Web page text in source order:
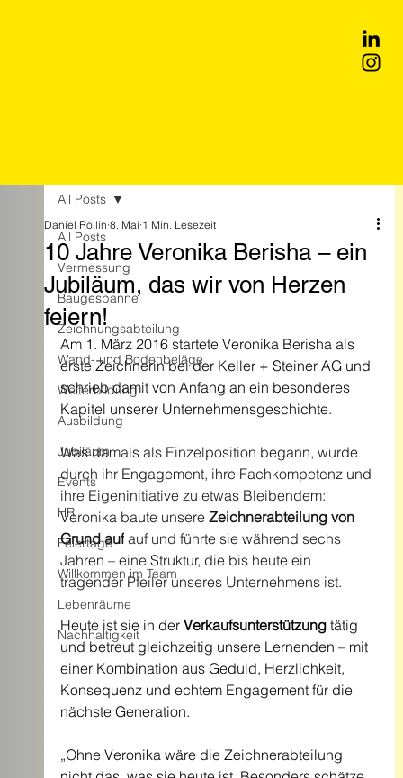
All Posts
Vermessung
Baugespanne
Zeichnungsabteilung
Wand- und Bodenbeläge
Weiterbildung
Ausbildung
Jubiläum
Events
HR
Feiertage
Willkommen im Team
Lebenräume
Nachhaltigkeit
All Posts
10 Jahre Veronika Berisha – ein
Jubiläum, das wir von Herzen
feiern!
Daniel Röllin 8. Mai 1 Min. Lesezeit
Am 1. März 2016 startete Veronika Berisha als
erste Zeichnerin bei der Keller + Steiner AG und
schrieb damit von Anfang an ein besonderes
Kapitel unserer Unternehmensgeschichte.
Was damals als Einzelposition begann, wurde
durch ihr Engagement, ihre Fachkompetenz und
ihre Eigeninitiative zu etwas Bleibendem:
Veronika baute unsere Zeichnerabteilung von
Grund auf auf und führte sie während sechs
Jahren – eine Struktur, die bis heute ein
tragender Pfeiler unseres Unternehmens ist.
Heute ist sie in der Verkaufsunterstützung tätig
und betreut gleichzeitig unsere Lernenden – mit
einer Kombination aus Geduld, Herzlichkeit,
Konsequenz und echtem Engagement für die
nächste Generation.
„Ohne Veronika wäre die Zeichnerabteilung